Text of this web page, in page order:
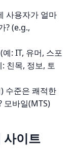
사용자가 얼마
? (e.g.,
예: IT, 유머, 스포
친목, 정보, 토
수준은 쾌적한
모바일(MTS)
사이트